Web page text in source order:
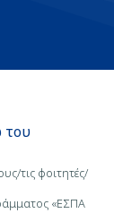
του
τις φοιτητές/
«ΕΣΠΑ